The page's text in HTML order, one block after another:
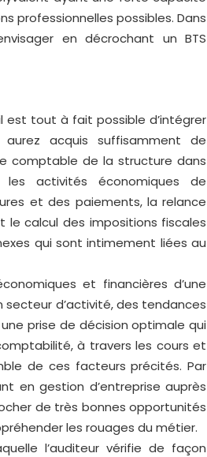
professionnelles possibles. Dans
en décrochant un BTS
est tout à fait possible d’intégrer
acquis suffisamment de
comptable de la structure dans
les activités économiques de
et des paiements, la relance
calcul des impositions fiscales
qui sont intimement liées au
et financières d’une
d’activité, des tendances
prise de décision optimale qui
à travers les cours et
de ces facteurs précités. Par
en gestion d’entreprise auprès
de très bonnes opportunités
les rouages du métier.
l’auditeur vérifie de façon